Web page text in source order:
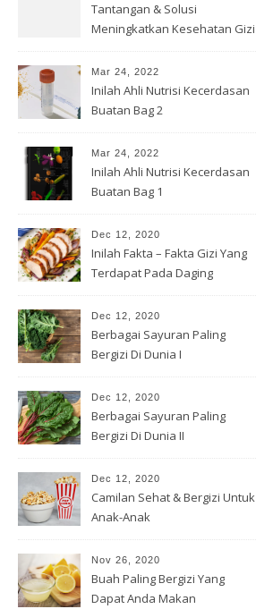
Tantangan & Solusi
Meningkatkan Kesehatan Gizi
Mar 24, 2022
Inilah Ahli Nutrisi Kecerdasan
Buatan Bag 2
Mar 24, 2022
Inilah Ahli Nutrisi Kecerdasan
Buatan Bag 1
Dec 12, 2020
Inilah Fakta – Fakta Gizi Yang
Terdapat Pada Daging
Dec 12, 2020
Berbagai Sayuran Paling
Bergizi Di Dunia I
Dec 12, 2020
Berbagai Sayuran Paling
Bergizi Di Dunia II
Dec 12, 2020
Camilan Sehat & Bergizi Untuk
Anak-Anak
Nov 26, 2020
Buah Paling Bergizi Yang
Dapat Anda Makan